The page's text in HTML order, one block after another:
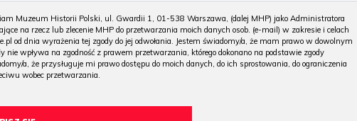
Muzeum Historii Polski, ul. Gwardii 1, 01-538 Warszawa, (dalej MHP) jako Administratora
na rzecz lub zlecenie MHP do przetwarzania moich danych osob. (e-mail) w zakresie i celach
od dnia wyrażenia tej zgody do jej odwołania. Jestem świadomy/a, że mam prawo w dowolnym
nie wpływa na zgodność z prawem przetwarzania, którego dokonano na podstawie zgody
a, że przysługuje mi prawo dostępu do moich danych, do ich sprostowania, do ograniczenia
wobec przetwarzania.